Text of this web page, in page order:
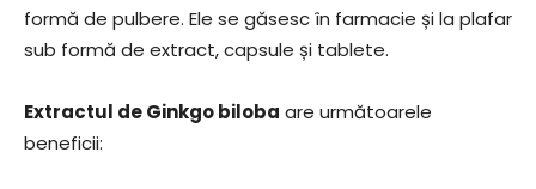
formă de pulbere. Ele se găsesc în farmacie și la plafar
sub formă de extract, capsule și tablete.
Extractul de Ginkgo biloba are următoarele
beneficii: